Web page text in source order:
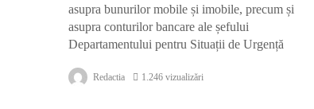
asupra bunurilor mobile și imobile, precum și
asupra conturilor bancare ale șefului
Departamentului pentru Situații de Urgență
Redactia 1.246 vizualizări